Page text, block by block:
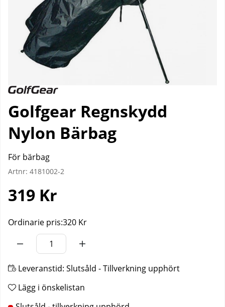
Golfgear Regnskydd
Nylon Bärbag
För bärbag
Artnr: 4181002-2
319 Kr
Ordinarie pris:320 Kr
Leveranstid: Slutsåld - Tillverkning upphört
Lägg i önskelistan